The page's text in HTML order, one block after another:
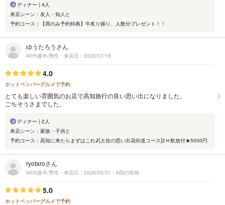
ディナー | 4人
来店シーン：友人・知人と
予約コース：【席のみ予約特典】牛炙り握り、人数分プレゼント！！
ゆうたろうさん
40代後半/男性・来店日：2026/07/18
4.0
ホットペッパーグルメで予約
とても楽しい雰囲気のお店で高知旅行の良い思い出になりました。
ごちそうさまでした。
ディナー | 2人
来店シーン：家族・子供と
予約コース：高知に来たらまずはこれ♪[土佐の思い出花街道コース]2Ｈ飲放付★5000円
ryotaroさん
40代後半/男性・来店日：2026/05/31・6回の投稿
5.0
ホットペッパーグルメで予約